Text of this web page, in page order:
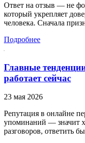
Ответ на отзыв — не
который укрепляет
человека. Сначала
Подробнее
Главные
работает сейчас
23 мая 2026
Репутация в онлайне
упоминаний — значит
разговоров, ответить